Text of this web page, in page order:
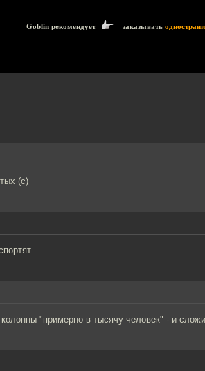
Goblin рекомендует заказывать
(с)
"примерно в тысячу человек" - и